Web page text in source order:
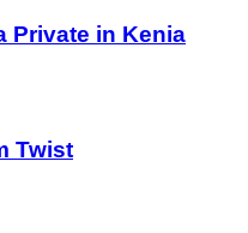
Private in Kenia
Twist